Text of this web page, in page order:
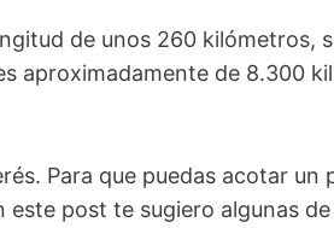
de unos 260 kilómetros,
aproximadamente de 8.300
Para que puedas acotar un
este post te sugiero algunas